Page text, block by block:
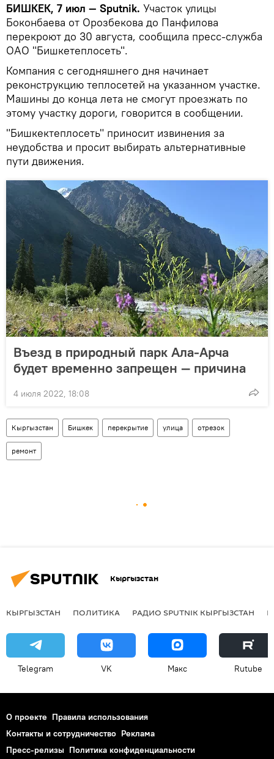
БИШКЕК, 7 июл — Sputnik. Участок улицы
Боконбаева от Орозбекова до Панфилова
перекроют до 30 августа, сообщила пресс-служба
ОАО "Бишкетеплосеть".
Компания с сегодняшнего дня начинает
реконструкцию теплосетей на указанном участке.
Машины до конца лета не смогут проезжать по
этому участку дороги, говорится в сообщении.
"Бишкектеплосеть" приносит извинения за
неудобства и просит выбирать альтернативные
пути движения.
Въезд в природный парк Ала-Арча
будет временно запрещен — причина
4 июля 2022, 18:08
Кыргызстан Бишкек перекрытие улица отрезок
ремонт
Кыргызстан
КЫРГЫЗСТАН ПОЛИТИКА РАДИО SPUTNIK КЫРГЫЗСТАН
Telegram VK Макс Rutube
О проекте Правила использования
Контакты и сотрудничество Реклама
Пресс-релизы Политика конфиденциальности